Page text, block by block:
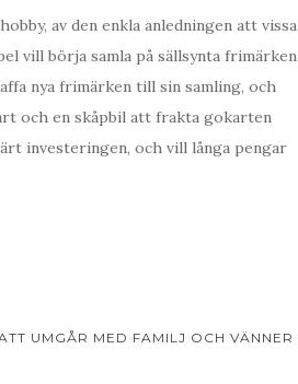
av den enkla anledningen att vissa
vill börja samla på sällsynta frimärken
nya frimärken till sin samling, och
och en skåpbil att frakta gokarten
investeringen, och vill långa pengar
UMGÅR MED FAMILJ OCH VÄNNER